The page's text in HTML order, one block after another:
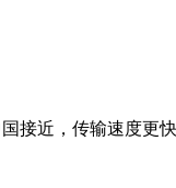
接近，传输速度更